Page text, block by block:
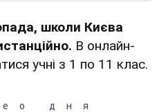
школи Києва
В онлайн-
учні з 1 по 11 клас.
дня